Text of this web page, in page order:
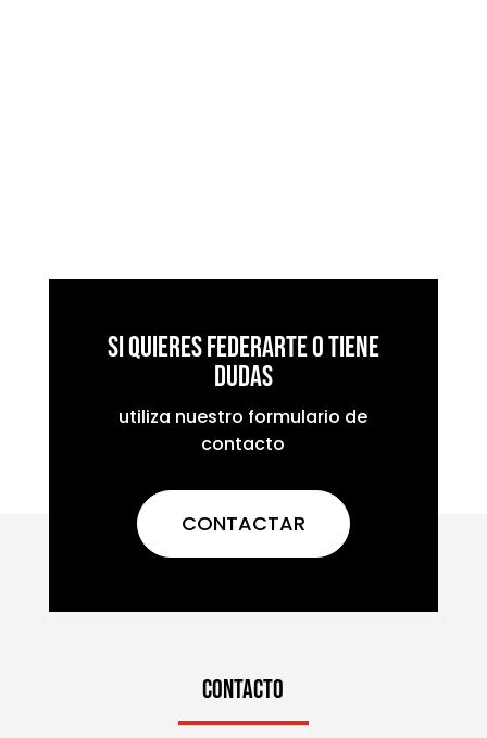
Si quieres federarte o tiene
dudas
utiliza nuestro formulario de
contacto
CONTACTAR
CONTACTO